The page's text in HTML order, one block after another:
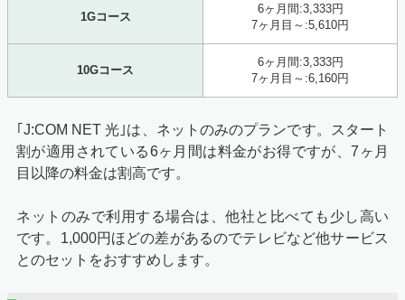
1Gコース
6ヶ月間:3,333円
7ヶ月目～:5,610円
10Gコース
6ヶ月間:3,333円
7ヶ月目～:6,160円
｢J:COM NET 光｣は、ネットのみのプランです。スタート
割が適用されている6ヶ月間は料金がお得ですが、7ヶ月
目以降の料金は割高です。
ネットのみで利用する場合は、他社と比べても少し高い
です。1,000円ほどの差があるのでテレビなど他サービス
とのセットをおすすめします。